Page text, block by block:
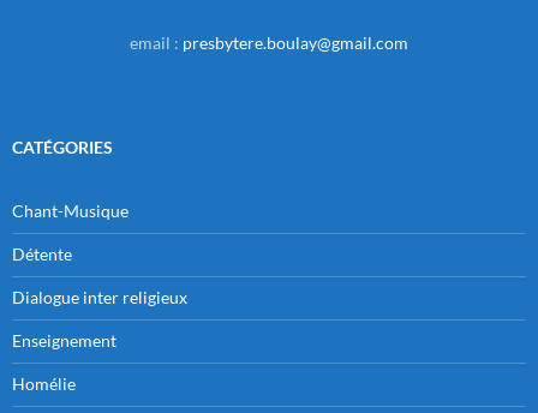
email : presbytere.boulay@gmail.com
CATÉGORIES
Chant-Musique
Détente
Dialogue inter religieux
Enseignement
Homélie